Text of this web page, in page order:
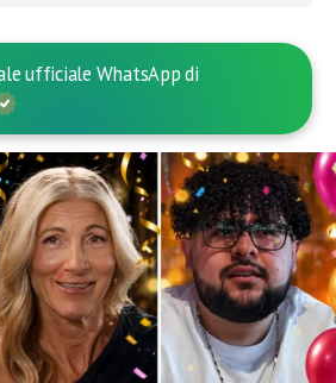
ufficiale WhatsApp di